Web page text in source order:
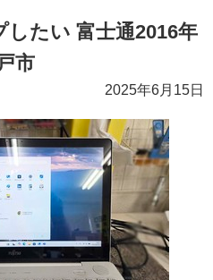
たい 富士通2016年
市
2025年6月15日